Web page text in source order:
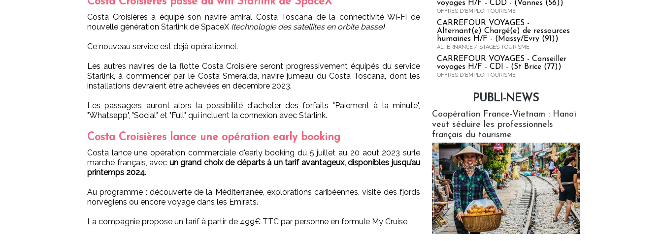
Costa Croisières a équipé son navire amiral Costa Toscana de la connectivité Wi-Fi de
nouvelle génération Starlink de SpaceX (technologie des satellites en orbite basse).
Ce nouveau service est déjà opérationnel.
Les autres navires de la flotte Costa Croisière seront progressivement équipés du service
Starlink, à commencer par le Costa Smeralda, navire jumeau du Costa Toscana, dont les
installations devraient être achevées en décembre 2023.
Les passagers auront alors la possibilité d'acheter des forfaits "Paiement à la minute",
"Whatsapp", "Social" et "Full" qui incluent la connexion avec Starlink.
Costa Croisières lance une opération early booking
Costa lance une opération commerciale d'early booking du 5 juillet au 20 aout 2023 surle
marché français, avec un grand choix de départs à un tarif avantageux, disponibles jusqu’au
printemps 2024.
Au programme : découverte de la Méditerranée, explorations caribéennes, visite des fjords
norvégiens ou encore voyage dans les Emirats.
La compagnie propose un tarif à partir de 499€ TTC par personne en formule My Cruise
voyages H/F - CDD - (Vannes (56))
OFFRES D'EMPLOI TOURISME
CARREFOUR VOYAGES -
Alternant(e) Chargé(e) de ressources
humaines H/F - (Massy/Evry (91))
ALTERNANCE / STAGES TOURISME
CARREFOUR VOYAGES - Conseiller
voyages H/F - CDI - (St Brice (77))
OFFRES D'EMPLOI TOURISME
PUBLI-NEWS
Coopération France-Vietnam : Hanoï
veut séduire les professionnels
français du tourisme